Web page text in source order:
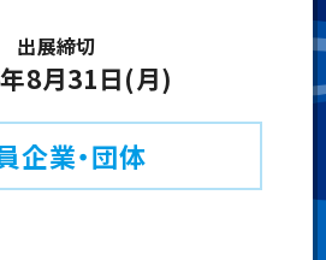
出展締切
8月31日(月)
企業・団体